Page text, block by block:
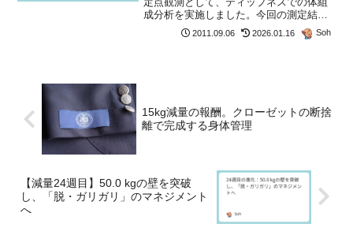
成分析を実施しました。今回の測定結果
は、まさに「マネジメントの勝利」と呼
べる、極めて満足度の高いものとなりま
2011.09.06 2026.01.16 Soh
15kg減量の報酬。クローゼットの断捨
離で完成する身体管理
【減量24週目】50.0 kgの壁を突破
し、「脱・ガリガリ」のマネジメント
へ